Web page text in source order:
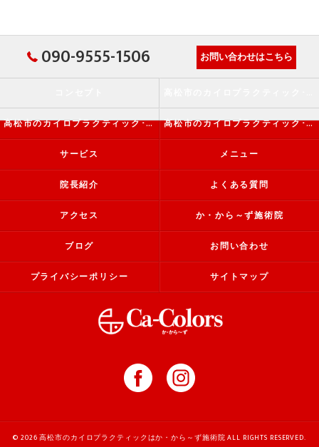
090-9555-1506 お問い合わせはこちら
高松市のカイロプラクティック･か・から～ず施術院の評判 高松市のカイロプラクティック･か・から～ず施術院のお客様の声
サービス メニュー
院長紹介 よくある質問
アクセス か・から～ず施術院
ブログ お問い合わせ
プライバシーポリシー サイトマップ
© 2026 高松市のカイロプラクティックはか・から～ず施術院 ALL RIGHTS RESERVED.